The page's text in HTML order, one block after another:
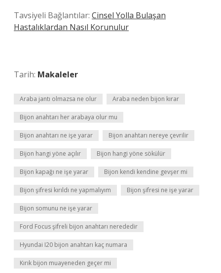
Tavsiyeli Bağlantılar: Cinsel Yolla Bulaşan
Hastalıklardan Nasıl Korunulur
Tarih: Makaleler
Araba jantı olmazsa ne olur Araba neden bijon kırar
Bijon anahtarı her arabaya olur mu
Bijon anahtarı ne işe yarar Bijon anahtarı nereye çevrilir
Bijon hangi yöne açılır Bijon hangi yöne sökülür
Bijon kapağı ne işe yarar Bijon kendi kendine gevşer mi
Bijon şifresi kırıldı ne yapmalıyım Bijon şifresi ne işe yarar
Bijon somunu ne işe yarar
Ford Focus şifreli bijon anahtarı nerededir
Hyundai I20 bijon anahtarı kaç numara
Kırık bijon muayeneden geçer mi